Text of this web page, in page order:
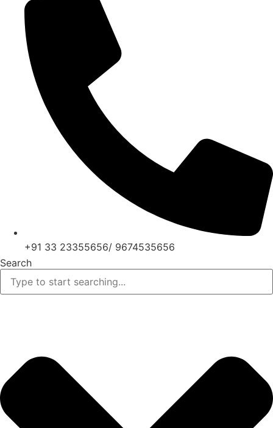
+91 33 23355656/ 9674535656
Search